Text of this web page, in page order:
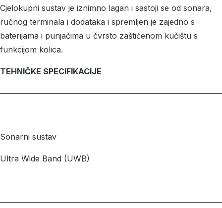
Cjelokupni sustav je iznimno lagan i sastoji se od sonara,
ručnog terminala i dodataka i spremljen je zajedno s
baterijama i punjačima u čvrsto zaštićenom kučištu s
funkcijom kolica.
TEHNIČKE SPECIFIKACIJE
Sonarni sustav
Ultra Wide Band (UWB)